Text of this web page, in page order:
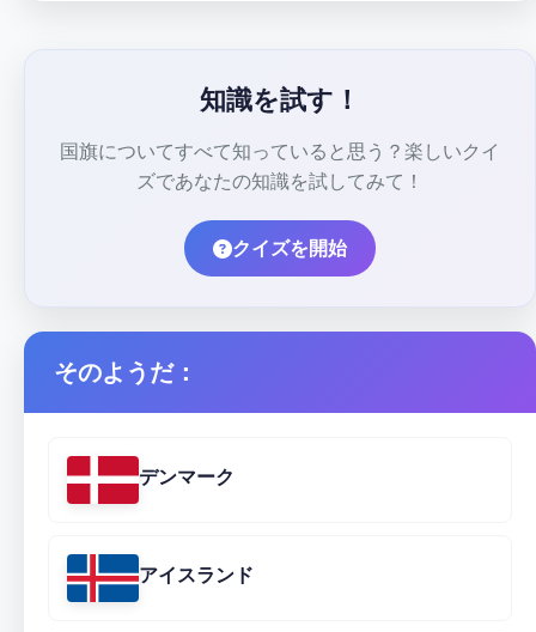
知識を試す！
国旗についてすべて知っていると思う？楽しいクイ
ズであなたの知識を試してみて！
クイズを開始
そのようだ：
デンマーク
アイスランド